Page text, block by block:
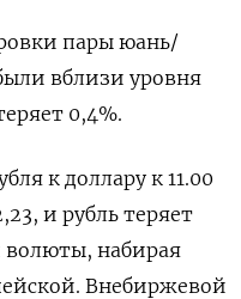
пары юань/
вблизи уровня
0,4%.
к доллару к 11.00
и рубль теряет
волюты, набирая
Внебиржевой